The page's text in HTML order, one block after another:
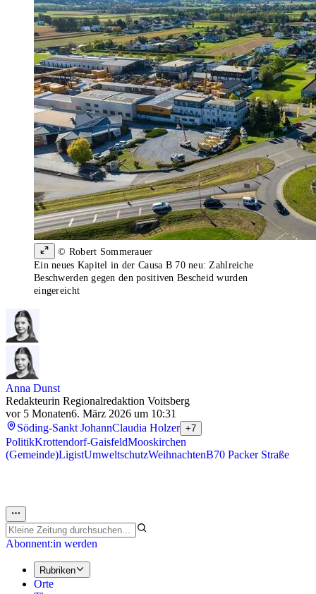
© Robert Sommerauer
Ein neues Kapitel in der Causa B 70 neu: Zahlreiche
Beschwerden gegen den positiven Bescheid wurden
eingereicht
Anna Dunst
Redakteurin Regionalredaktion Voitsberg
vor 5 Monaten6. März 2026 um 10:31
Söding-Sankt JohannClaudia Holzer +7
PolitikKrottendorf-GaisfeldMooskirchen
(Gemeinde)LigistUmweltschutzWeihnachtenB70 Packer Straße
Abonnent:in werden
Rubriken
Orte